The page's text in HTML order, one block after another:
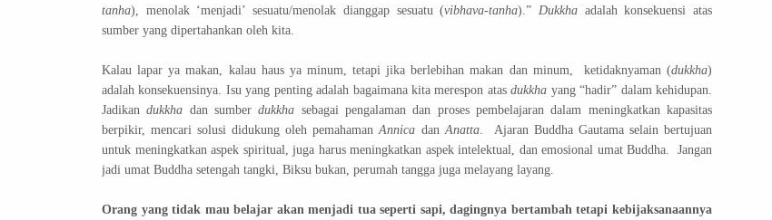
tanha), menolak ‘menjadi’ sesuatu/menolak dianggap sesuatu (vibhava-tanha).” Dukkhaadalah konsekuensi atas
sumber yang dipertahankan oleh kita.
Kalau lapar ya makan, kalau haus ya minum, tetapi jika berlebihan makan dan minum, ketidaknyaman (dukkha)
adalah konsekuensinya. Isu yang penting adalah bagaimana kita merespon atasdukkha yang “hadir” dalam kehidupan.
Jadikandukkha dan sumberdukkha sebagai pengalaman dan proses pembelajaran dalam meningkatkan kapasitas
berpikir, mencari solusi didukung oleh pemahamanAnnica dan Anatta.
Ajaran Buddha Gautama selain bertujuan
untuk meningkatkan aspek spiritual, juga harus meningkatkan aspek intelektual, dan emosional umat Buddha.
Jangan
jadi umat Buddha setengah tangki, Biksu bukan, perumah tangga juga melayang layang.
Orang yang tidak mau belajar akan menjadi tua seperti sapi, dagingnya bertambah tetapi kebijaksanaannya